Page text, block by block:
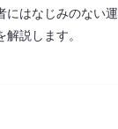
にはなじみのない
説します。